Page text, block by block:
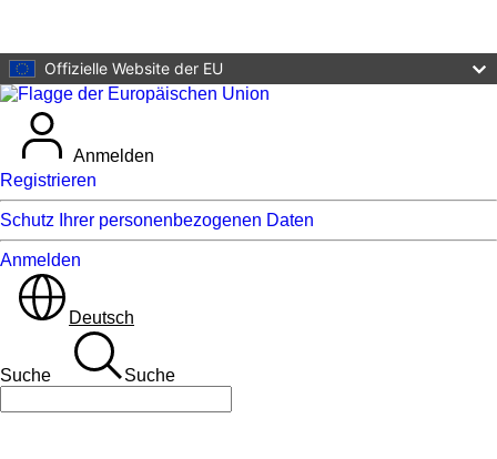
Offizielle Website der EU
Anmelden
Registrieren
Schutz Ihrer personenbezogenen Daten
Anmelden
Deutsch
Suche Suche